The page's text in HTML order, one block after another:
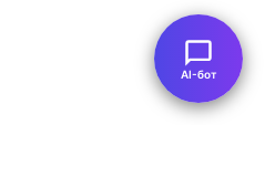
AI-бот